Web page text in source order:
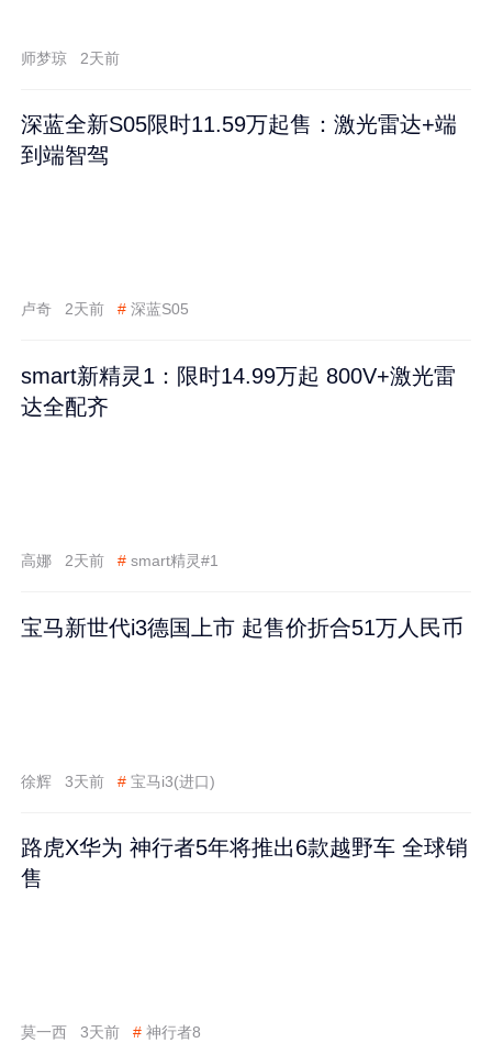
师梦琼 2天前
深蓝全新S05限时11.59万起售：激光雷达+端
到端智驾
卢奇 2天前 # 深蓝S05
smart新精灵1：限时14.99万起 800V+激光雷
达全配齐
高娜 2天前 # smart精灵#1
宝马新世代i3德国上市 起售价折合51万人民币
徐辉 3天前 # 宝马i3(进口)
路虎X华为 神行者5年将推出6款越野车 全球销
售
莫一西 3天前 # 神行者8